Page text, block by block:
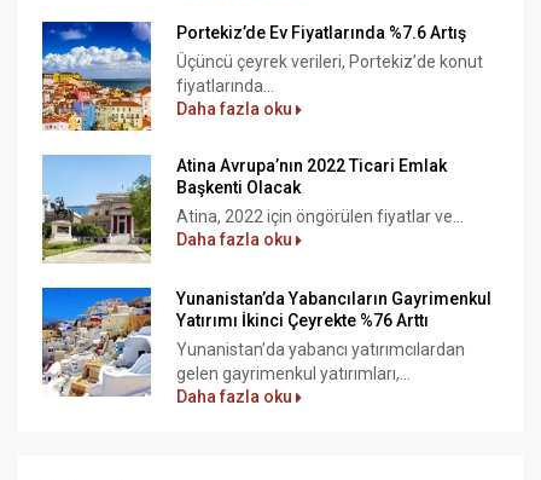
Portekiz’de Ev Fiyatlarında %7.6 Artış
Üçüncü çeyrek verileri, Portekiz’de konut
fiyatlarında...
Daha fazla oku
Atina Avrupa’nın 2022 Ticari Emlak
Başkenti Olacak
Atina, 2022 için öngörülen fiyatlar ve...
Daha fazla oku
Yunanistan’da Yabancıların Gayrimenkul
Yatırımı İkinci Çeyrekte %76 Arttı
Yunanistan’da yabancı yatırımcılardan
gelen gayrimenkul yatırımları,...
Daha fazla oku